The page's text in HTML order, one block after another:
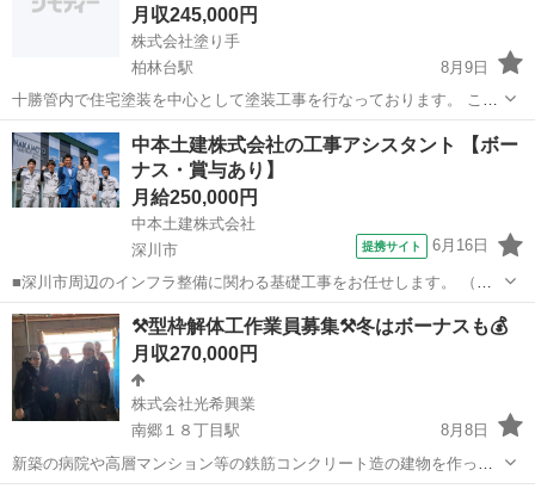
月収245,000円
株式会社塗り手
柏林台駅
8月9日
十勝管内で住宅塗装を中心として塗装工事を行なっております。 この
度は業務多忙のため、未来塗装職人になりたい人材を募集いたしま
す。 30代の塗装職人が中心の会社です。 楽しい職場です。お休みも好
きな日に取れる職場なんで、プライ...
北海道 河東郡 柏林台駅 その他 業務
中本土建株式会社の工事アシスタント 【ボー
ナス・賞与あり】
月給250,000円
中本土建株式会社
深川市
提携サイト 6月16日
■深川市周辺のインフラ整備に関わる基礎工事をお任せします。 （道
路、住宅の土台、排水設備など） 《 具体的な作業内容 》 ・スコップ
での整地 ・排水パイプの設置補助 ・側溝の整備 ・重機の安全確認 な
ど ★安心のチーム制...
北海道 深川市 施工管理
⚒️型枠解体工作業員募集⚒️冬はボーナスも💰️
月収270,000円
株式会社光希興業
南郷１８丁目駅
8月8日
新築の病院や高層マンション等の鉄筋コンクリート造の建物を作って
いく事に従事してもらいます⚒️ 難しい事は何一つありません！優しい